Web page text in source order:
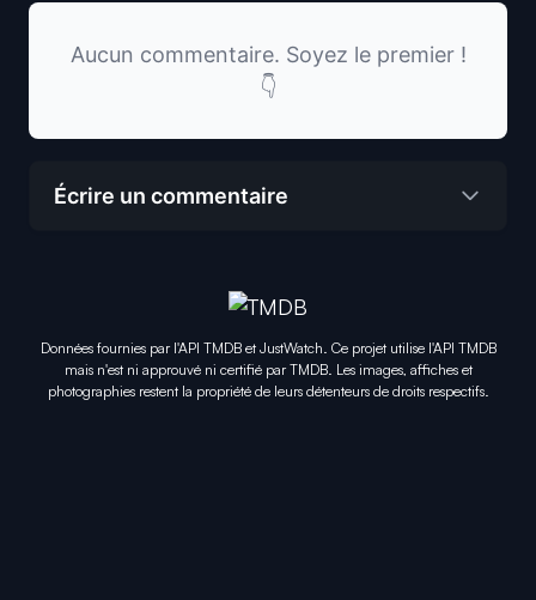
Aucun commentaire. Soyez le premier !
👇
Écrire un commentaire
Données fournies par l'API TMDB et JustWatch. Ce projet utilise l'API TMDB
mais n'est ni approuvé ni certifié par TMDB. Les images, affiches et
photographies restent la propriété de leurs détenteurs de droits respectifs.